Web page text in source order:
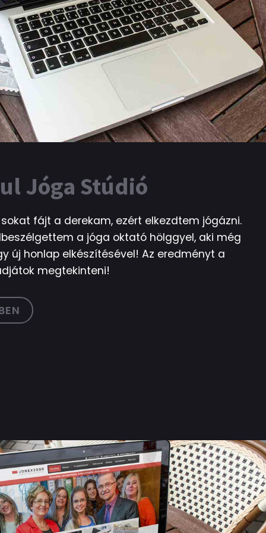
Jóga Stúdió
fájt a derekam, ezért elkezdtem jógázni.
a jóga oktató hölggyel, aki még
új honlap elkészítésével! Az eredményt a
megtekinteni!